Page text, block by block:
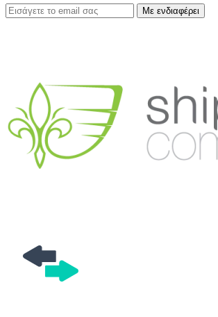
Με ενδιαφέρει